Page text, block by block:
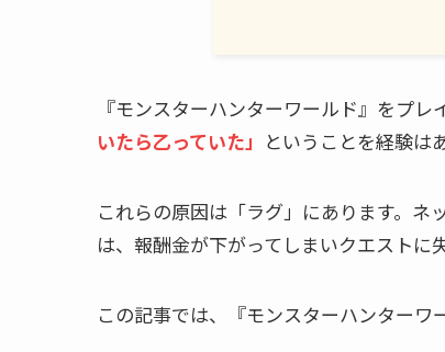
『モンスターハンターワールド』をプレ
いたら乙っていた」 ということを経験は
これらの原因は「ラグ」にあります。
は、報酬金が下がってしまいクエストに
この記事では、『モンスターハンターワ